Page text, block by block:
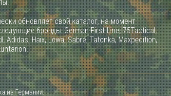
обновляет свой каталог, на момент
брэнды: German First Line, 75Tactical,
Adidas, Haix, Lowa, Sabre, Tatonka, Maxpedition,
из Германии.